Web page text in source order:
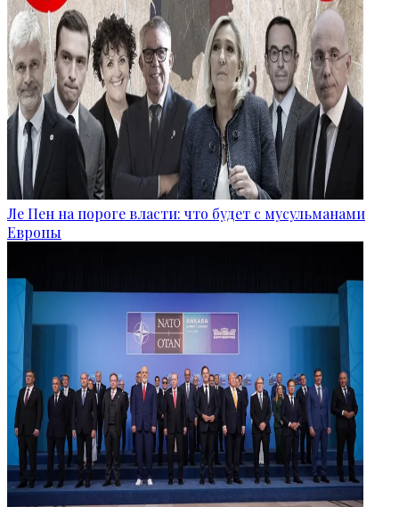
Ле Пен на пороге власти: что будет с мусульманами
Европы